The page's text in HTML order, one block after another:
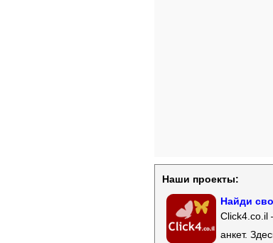
Наши проекты:
Найди
Click4.co.il
анкет.